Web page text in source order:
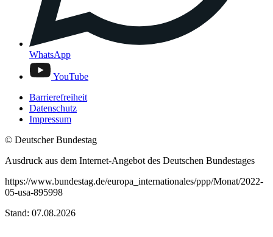
WhatsApp
YouTube
Barrierefreiheit
Datenschutz
Impressum
© Deutscher Bundestag
Ausdruck aus dem Internet-Angebot des Deutschen Bundestages
https://www.bundestag.de/europa_internationales/ppp/Monat/2022-
05-usa-895998
Stand: 07.08.2026